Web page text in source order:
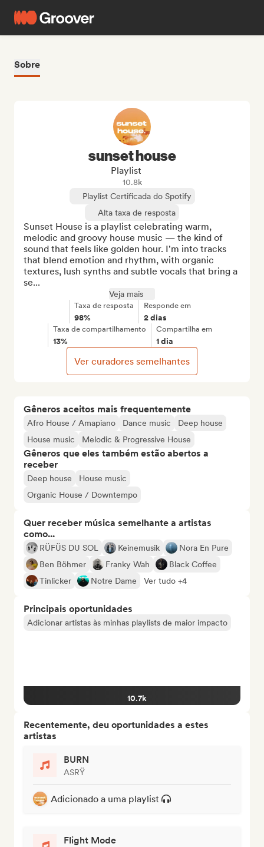
Sobre
Gêneros aceitos mais frequentemente
Afro House / Amapiano Dance music
Deep house
House music
Melodic & Progressive House
Gêneros que eles também estão abertos a
receber
Deep house
House music
Organic House / Downtempo
Quer receber música semelhante a artistas
como...
RÜFÜS DU SOL Keinemusik
Nora En Pure
Ben Böhmer
Franky Wah
Black Coffee
Tinlicker
Notre Dame Ver tudo +4
Principais oportunidades
Adicionar artistas às minhas playlists de maior impacto
10.7k
Recentemente, deu oportunidades a estes
artistas
BURN
ASRŸ
Adicionado a uma playlist
Flight Mode
sunset house
Playlist
10.8k
Playlist Certificada do Spotify
Alta taxa de resposta
Sunset House is a playlist celebrating warm,
melodic and groovy house music — the kind of
sound that feels like golden hour. I'm into tracks
that blend emotion and rhythm, with organic
textures, lush synths and subtle vocals that bring a
se...
Veja mais
Taxa de resposta
98%
Responde em
2 dias
Taxa de compartilhamento
13%
Compartilha em
1 dia
Ver curadores semelhantes